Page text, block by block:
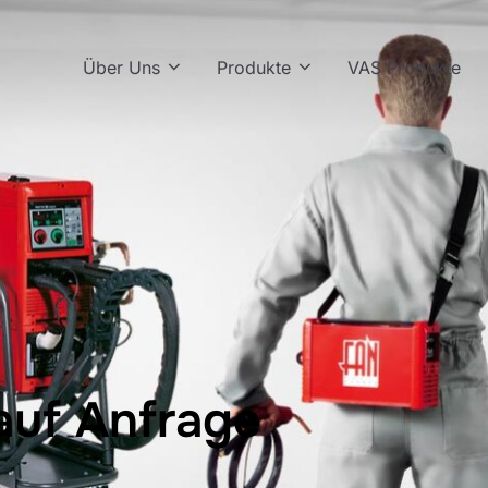
Über Uns Produkte VAS Produkte
Anfrage